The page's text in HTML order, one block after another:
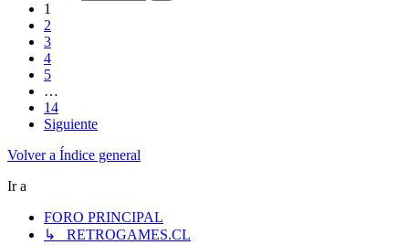
1
2
3
4
5
…
14
Siguiente
Volver a Índice general
Ir a
FORO PRINCIPAL
↳ RETROGAMES.CL